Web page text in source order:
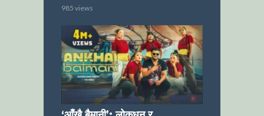
985 views